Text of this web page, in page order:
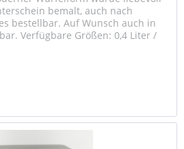
bemalt, auch nach
bestellbar. Auf Wunsch auch in
Verfügbare Größen: 0,4 Liter /